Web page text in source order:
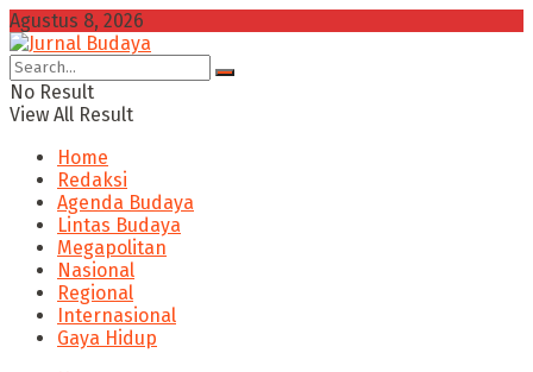
Agustus 8, 2026
No Result
View All Result
Home
Redaksi
Agenda Budaya
Lintas Budaya
Megapolitan
Nasional
Regional
Internasional
Gaya Hidup